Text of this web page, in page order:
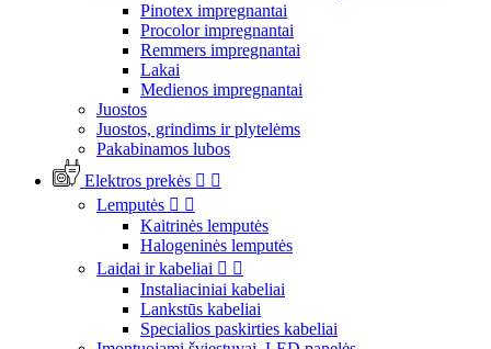
Pinotex impregnantai
Procolor impregnantai
Remmers impregnantai
Lakai
Medienos impregnantai
Juostos
Juostos, grindims ir plytelėms
Pakabinamos lubos
Elektros prekės  
Lemputės  
Kaitrinės lemputės
Halogeninės lemputės
Laidai ir kabeliai  
Instaliaciniai kabeliai
Lankstūs kabeliai
Specialios paskirties kabeliai